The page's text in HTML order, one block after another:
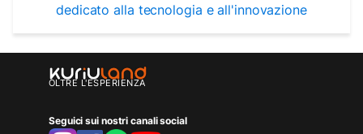
dedicato alla tecnologia e all'innovazione
OLTRE L'ESPERIENZA
Seguici sui nostri canali social